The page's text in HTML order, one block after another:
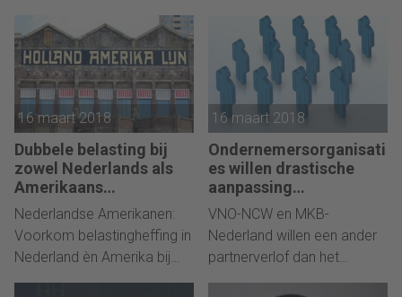
het regeerakkoord eruit
16 maart 2018
Dubbele belasting bij
zowel Nederlands als
Amerikaans
staatsburgerschap?
Nederlandse Amerikanen:
Voorkom belastingheffing in
Nederland èn Amerika bij
overlijden!
16 maart 2018
Ondernemersorganisati
es willen drastische
aanpassing
verlofplannen
Koolmees
VNO-NCW en MKB-
Nederland willen een ander
partnerverlof dan het
kabinet nu voorstelt. Vooral